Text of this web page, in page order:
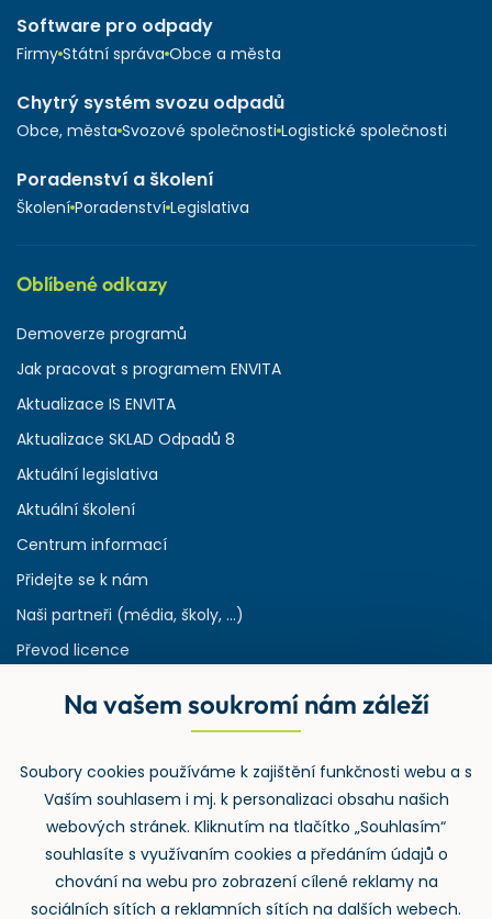
Software pro odpady
Firmy Státní správa Obce a města
Chytrý systém svozu odpadů
Obce, města Svozové společnosti Logistické společnosti
Poradenství a školení
Školení Poradenství Legislativa
Oblíbené odkazy
Demoverze programů
Jak pracovat s programem ENVITA
Aktualizace IS ENVITA
Aktualizace SKLAD Odpadů 8
Aktuální legislativa
Aktuální školení
Centrum informací
Přidejte se k nám
Naši partneři (média, školy, ...)
Převod licence
Rejstřík používaných zkratek v odpadech
Zpětný odběr
Na vašem soukromí nám záleží
Soubory cookies používáme k zajištění funkčnosti webu a s
Vaším souhlasem i mj. k personalizaci obsahu našich
webových stránek. Kliknutím na tlačítko „Souhlasím“
souhlasíte s využívaním cookies a předáním údajů o
chování na webu pro zobrazení cílené reklamy na
sociálních sítích a reklamních sítích na dalších webech.